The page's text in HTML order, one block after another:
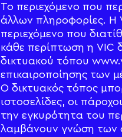
Το περιεχόμενο που
άλλων πληροφορίες. Η
περιεχόμενο που
κάθε περίπτωση η VIC
δικτυακού τόπου
επικαιροποίησης των
Ο δικτυακός τόπος
ιστοσελίδες, οι
την εγκυρότητα του
λαμβάνουν γνώση των